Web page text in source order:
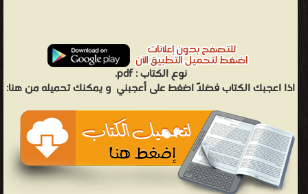
نوع الكتاب :pdf.
اذا اعجبك الكتاب فضلاً اضغط على أعجبني و يمكنك تحميله من هنا: